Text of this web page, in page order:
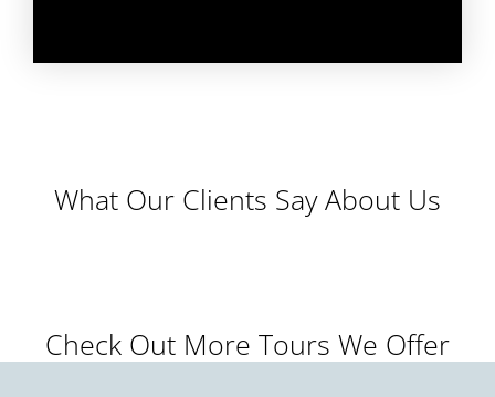
What Our Clients Say About Us
Check Out More Tours We Offer